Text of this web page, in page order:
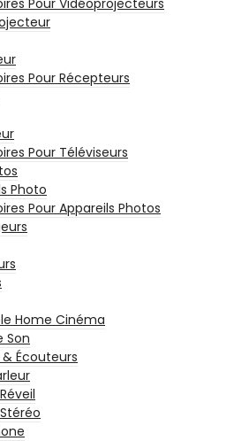
Pour Récepteurs
Pour Téléviseurs
Photo
Pour Appareils Photos
Home Cinéma
Son
Écouteurs